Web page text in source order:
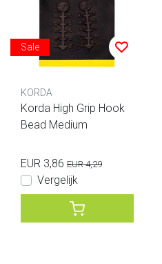
Sale
KORDA
Korda High Grip Hook
Bead Medium
EUR 3,86 EUR 4,29
Vergelijk